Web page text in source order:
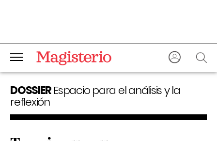
DOSSIEREspacio para el análisis y la
reflexión